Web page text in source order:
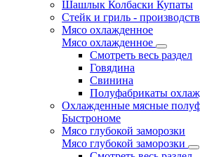
Шашлык Колбаски Купаты
Стейк и гриль -
Мясо охлажденное
Мясо охлажденное
Смотреть весь раздел
Говядина
Свинина
Полуфабрикаты
Охлажденные мясные
Быстрономе
Мясо глубокой заморозки
Мясо глубокой заморозки